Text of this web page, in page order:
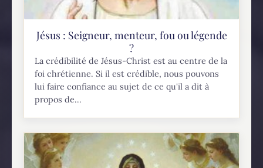
Jésus : Seigneur, menteur, fou ou légende
?
La crédibilité de Jésus-Christ est au centre de la
foi chrétienne. Si il est crédible, nous pouvons
lui faire confiance au sujet de ce qu'il a dit à
propos de...